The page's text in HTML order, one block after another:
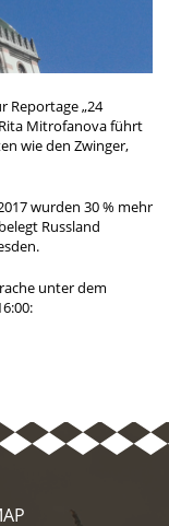
Reportage „24
Mitrofanova führt
wie den Zwinger,
wurden 30 % mehr
Russland
unter dem